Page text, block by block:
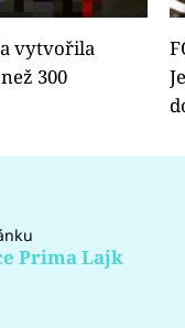
vytvořila
300
Prima Lajk